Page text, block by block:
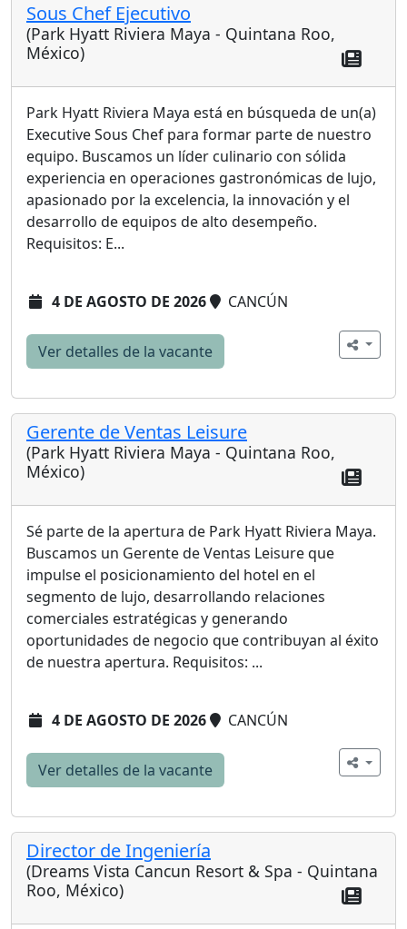
Sous Chef Ejecutivo
(Park Hyatt Riviera Maya - Quintana Roo,
México)
Park Hyatt Riviera Maya está en búsqueda de un(a)
Executive Sous Chef para formar parte de nuestro
equipo. Buscamos un líder culinario con sólida
experiencia en operaciones gastronómicas de lujo,
apasionado por la excelencia, la innovación y el
desarrollo de equipos de alto desempeño.
Requisitos: E...
4 DE AGOSTO DE 2026 CANCÚN
Ver detalles de la vacante
Gerente de Ventas Leisure
(Park Hyatt Riviera Maya - Quintana Roo,
México)
Sé parte de la apertura de Park Hyatt Riviera Maya.
Buscamos un Gerente de Ventas Leisure que
impulse el posicionamiento del hotel en el
segmento de lujo, desarrollando relaciones
comerciales estratégicas y generando
oportunidades de negocio que contribuyan al éxito
de nuestra apertura. Requisitos: ...
4 DE AGOSTO DE 2026 CANCÚN
Ver detalles de la vacante
Director de Ingeniería
(Dreams Vista Cancun Resort & Spa - Quintana
Roo, México)